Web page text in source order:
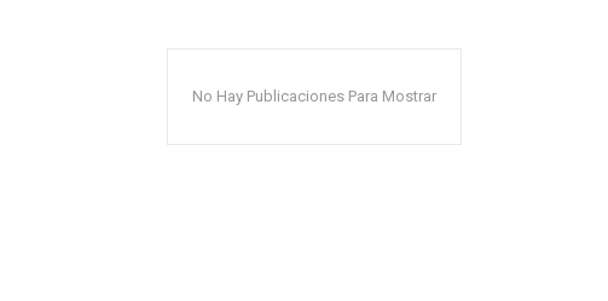
No Hay Publicaciones Para Mostrar